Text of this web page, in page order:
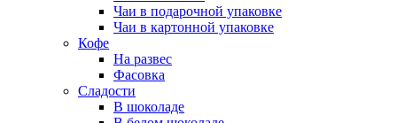
Чаи в подарочной упаковке
Чаи в картонной упаковке
Кофе
На развес
Фасовка
Сладости
В шоколаде